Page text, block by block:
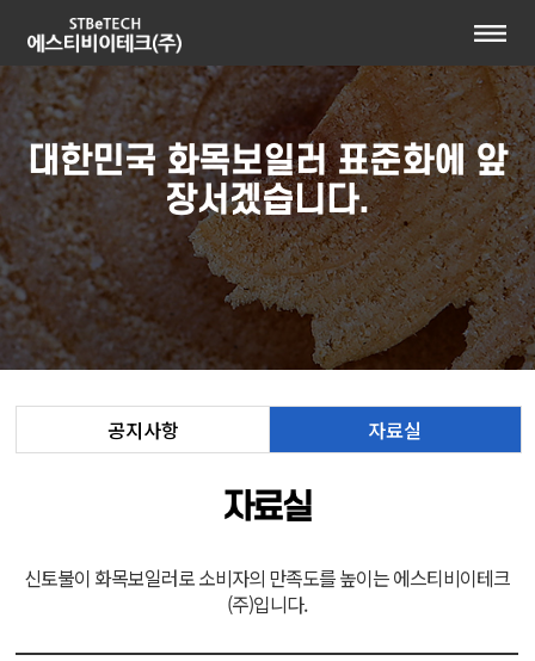
대한민국 화목보일러 표준화에 앞
장서겠습니다.
공지사항 자료실
자료실
신토불이 화목보일러로 소비자의 만족도를 높이는 에스티비이테크
(주)입니다.